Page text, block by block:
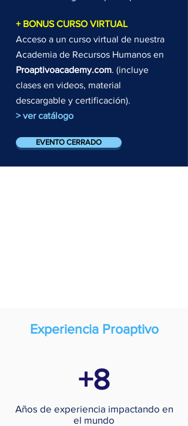
+ BONUS CURSO VIRTUAL
Acceso a un curso virtual de nuestra
Academia de Recursos Humanos en
Proaptivoacademy.com. (incluye
clases en videos, material
descargable y certificación).
> ver catálogo
EVENTO CERRADO
Experiencia Proaptivo
+8
Años de experiencia impactando en
el mundo